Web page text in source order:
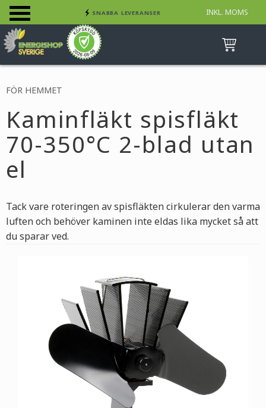
Meny
INKL. MOMS
SNABBA LEVERANSER
BETALA SÄKERT MED KORT, FAKTURA &
SWISH
FÖR HEMMET
Kaminfläkt spisfläkt
70-350°C 2-blad utan
el
Tack vare roteringen av spisfläkten cirkulerar den varma
luften och behöver kaminen inte eldas lika mycket så att
du sparar ved.